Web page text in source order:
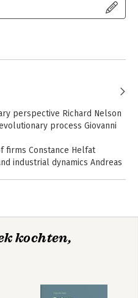
perspective Richard Nelson
process Giovanni
firms Constance Helfat
industrial dynamics Andreas
Kurt Dopfer and
kochten,